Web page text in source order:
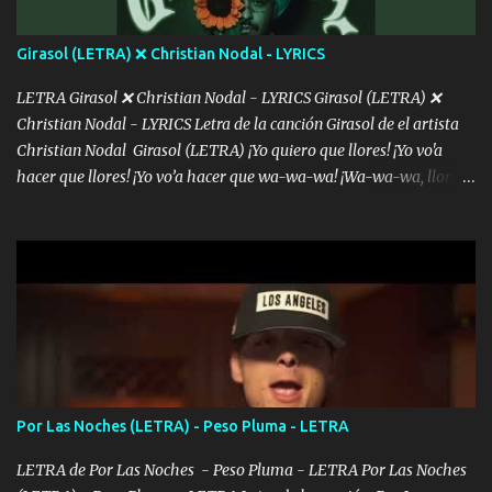
álbum's "José, vibras colores con la energía del diablo " ¿Si ...
Girasol (LETRA) ❌ Christian Nodal - LYRICS
LETRA Girasol ❌ Christian Nodal - LYRICS Girasol (LETRA) ❌
Christian Nodal - LYRICS Letra de la canción Girasol de el artista
Christian Nodal Girasol (LETRA) ¡Yo quiero que llores! ¡Yo vo'a
hacer que llores! ¡Yo vo’a hacer que wa-wa-wa! ¡Wa-wa-wa, llores!
intentas rimar Pobre payaso que usa a todo el mundo pa' conectar
con la gente Dices "Latino Gang" pero pisas a to'a tu gente Pa’ dar
mensajes, m'ijo, hay quе ser coherentеs Si tú no eres artista, al
menos se prudente Hoy me sabe a mierda, traigo un Balvin en los
dientes Por falta de empatía le toca ser resiliente ¿Acaso eres
consciente de los followers que mueves? Parcerito, abre los ojos y
ve el poder que tienes Otro chiste malo son los nombres de tus
álbum's "José, vibras colores con la energía del diablo " ¿Si ...
Por Las Noches (LETRA) - Peso Pluma - LETRA
LETRA de Por Las Noches - Peso Pluma - LETRA Por Las Noches